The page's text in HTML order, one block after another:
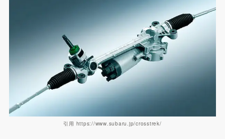
引用 https://www.subaru.jp/crosstrek/